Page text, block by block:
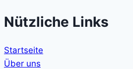
Nützliche Links
Startseite
Über uns